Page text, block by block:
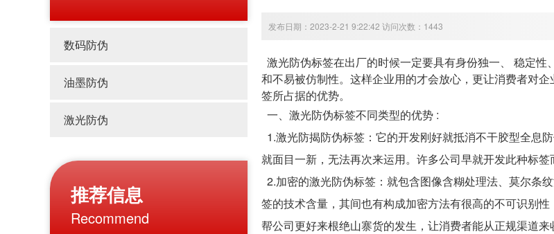
数码防伪
油墨防伪
激光防伪
推荐信息
Recommend
发布日期：2023-2-21 9:22:42 访问次数：1443
激光防伪标签在出厂的时候一定要具有身份独一、 稳定
和不易被仿制性。这样企业用的才会放心，更让消费者对
签所占据的优势。
一、激光防伪标签不同类型的优势 :
1.激光防揭防伪标签：它的开发刚好就抵消不干胶型全息
就面目一新，无法再次来运用。许多公司早就开发此种标签
2.加密的激光防伪标签：就包含图像含糊处理法、莫尔条
签的技术含量，其间也有构成加密方法有很高的不可识别性
帮公司更好来根绝山寨货的发生，让消费者能从正规渠道来